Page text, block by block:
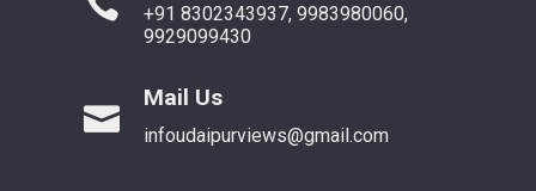
+91 8302343937, 9983980060,
9929099430
Mail Us
infoudaipurviews@gmail.com